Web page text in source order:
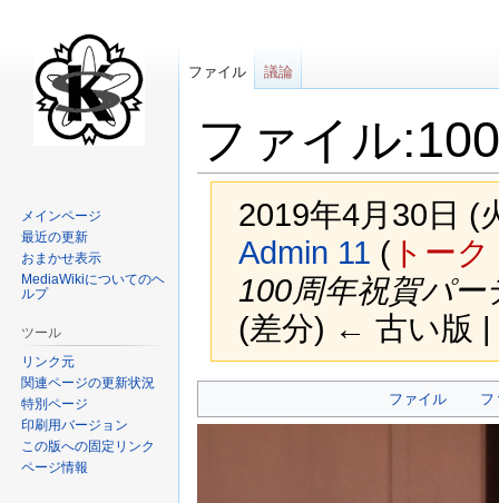
ファイル
2019年4月30日 (
Admin 11 (トーク
100周年祝賀パー
(差分) ← 古い版
ビ
索
ファイル フ
ファイル 議論
メインページ
最近の更新
おまかせ表示
MediaWikiについてのヘ
ルプ
ツール
リンク元
関連ページの更新状況
特別ページ
印刷用バージョン
この版への固定リンク
ページ情報